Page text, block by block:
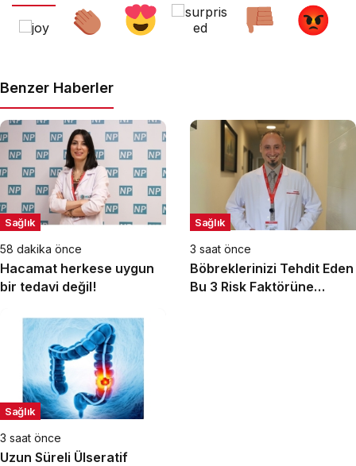
Benzer Haberler
Sağlık
58 dakika önce
Hacamat herkese uygun
bir tedavi değil!
Sağlık
3 saat önce
Böbreklerinizi Tehdit Eden
Bu 3 Risk Faktörüne
Sağlık
3 saat önce
Uzun Süreli Ülseratif